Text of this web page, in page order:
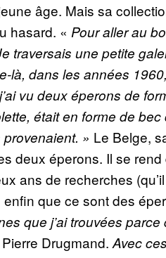
âge. Mais sa
hasard. « Pour aller au
traversais une petite
là, dans les années
vu deux éperons de
était en forme de bec
» Le Belge,
deux éperons. Il se
ans de recherches
que ce sont des
que j’ai trouvées parce
Drugmand. Avec